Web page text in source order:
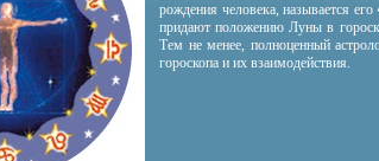
рождения человека, называется
придают положению Луны в
Тем не менее, полноценный
гороскопа и их взаимодействия.